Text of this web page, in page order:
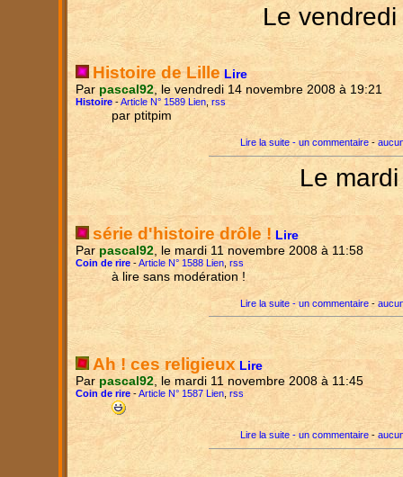
Le
Histoire de Lille Lire
Par pascal92, le vendredi 14 novembre 2008 à 19:21
Histoire -Article N° 1589 Lien rss
par ptitpim
Lire la suite - un commentaire -
Le
série d'histoire drôle ! Lire
Par pascal92 , le mardi 11 novembre 2008 à 11:58
Coin de rire -Article N° 1588 Lien rss
à lire sans modération !
Lire la suite - un commentaire -
Ah ! ces religieux Lire
Par pascal92, le mardi 11 novembre 2008 à 11:45
Coin de rire-Article N° 1587 Lien rss
Lire la suite - un commentaire -